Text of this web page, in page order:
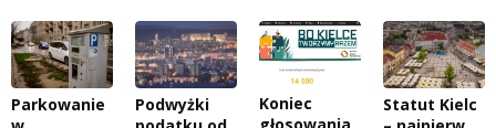
Parkowanie
Podwyżki
Koniec
głosowania
Statut Kielc